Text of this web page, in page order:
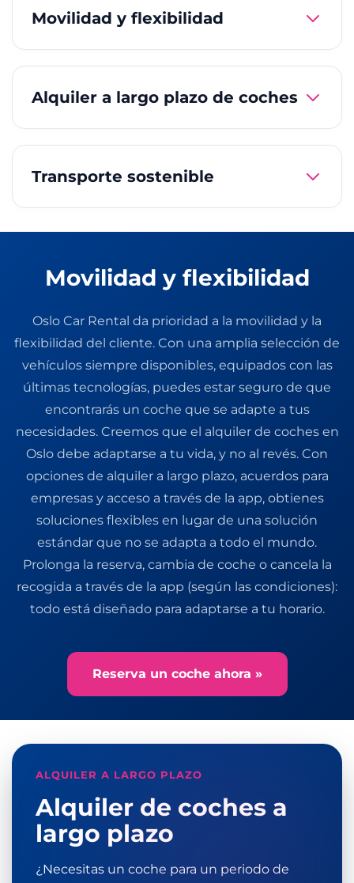
Movilidad y flexibilidad
Alquiler a largo plazo de coches
Transporte sostenible
Movilidad y flexibilidad
Oslo Car Rental da prioridad a la movilidad y la
flexibilidad del cliente. Con una amplia selección de
vehículos siempre disponibles, equipados con las
últimas tecnologías, puedes estar seguro de que
encontrarás un coche que se adapte a tus
necesidades. Creemos que el alquiler de coches en
Oslo debe adaptarse a tu vida, y no al revés. Con
opciones de alquiler a largo plazo, acuerdos para
empresas y acceso a través de la app, obtienes
soluciones flexibles en lugar de una solución
estándar que no se adapta a todo el mundo.
Prolonga la reserva, cambia de coche o cancela la
recogida a través de la app (según las condiciones):
todo está diseñado para adaptarse a tu horario.
Reserva un coche ahora »
ALQUILER A LARGO PLAZO
Alquiler de coches a
largo plazo
¿Necesitas un coche para un periodo de